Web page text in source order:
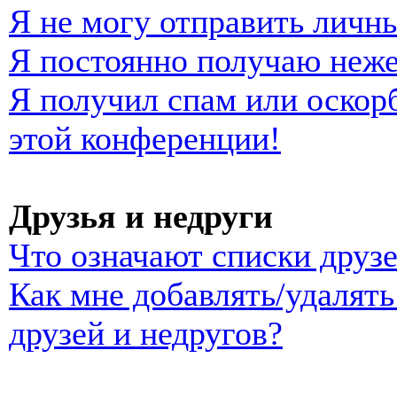
Я не могу отправить
Я постоянно получаю
Я получил спам или
этой конференции!
Друзья и недруги
Что означают списки
Как мне добавлять/
друзей и недругов?